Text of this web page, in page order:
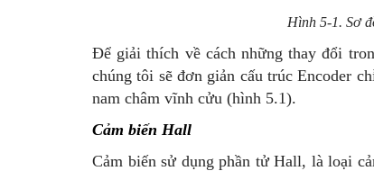
Hình 5-1. Sơ
Để giải thích về cách những thay đổi
chúng tôi sẽ đơn giản cấu trúc Encoder
nam châm vĩnh cửu (hình 5.1).
Cảm biến Hall
Cảm biến sử dụng phần tử Hall, là loại